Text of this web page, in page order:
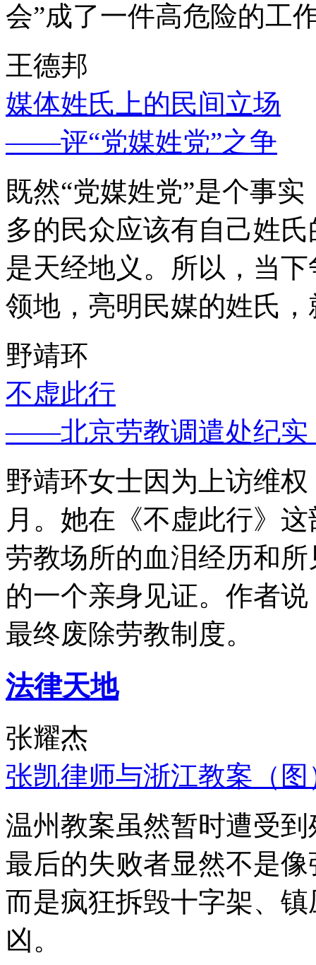
会”成了一件高危险的工
王德邦
媒体姓氏上的民间立场
——评“党媒姓党”之争
既然“党媒姓党”是个事
多的民众应该有自己姓
是天经地义。所以，当
领地，亮明民媒的姓氏
野靖环
不虚此行
——北京劳教调遣处纪实
野靖环女士因为上访维
月。她在《不虚此行》
劳教场所的血泪经历和
的一个亲身见证。作者
最终废除劳教制度。
法律天地
张耀杰
张凯律师与浙江教案（图
温州教案虽然暂时遭受
最后的失败者显然不是
而是疯狂拆毁十字架、
凶。